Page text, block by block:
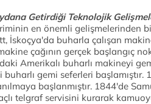
Getirdiği Teknolojik
en önemli gelişmelerinden
İskoçya'da buharla çalışan
çağının gerçek başlangıç
Amerikalı buharlı makineyi
gemi seferleri başlamıştır.
başlanmıştır. 1844'de
telgraf servisini kurarak